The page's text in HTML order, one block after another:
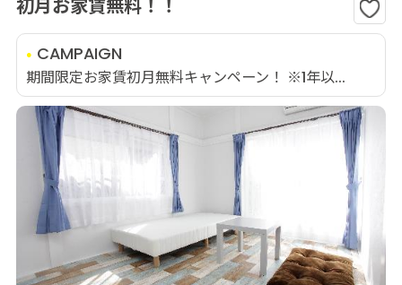
初月お家賃無料！！
CAMPAIGN
期間限定お家賃初月無料キャンペーン！ ※1年以...